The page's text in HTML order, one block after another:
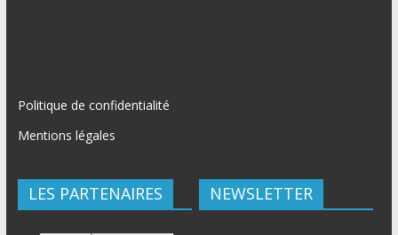
Politique de confidentialité
Mentions légales
LES PARTENAIRES NEWSLETTER